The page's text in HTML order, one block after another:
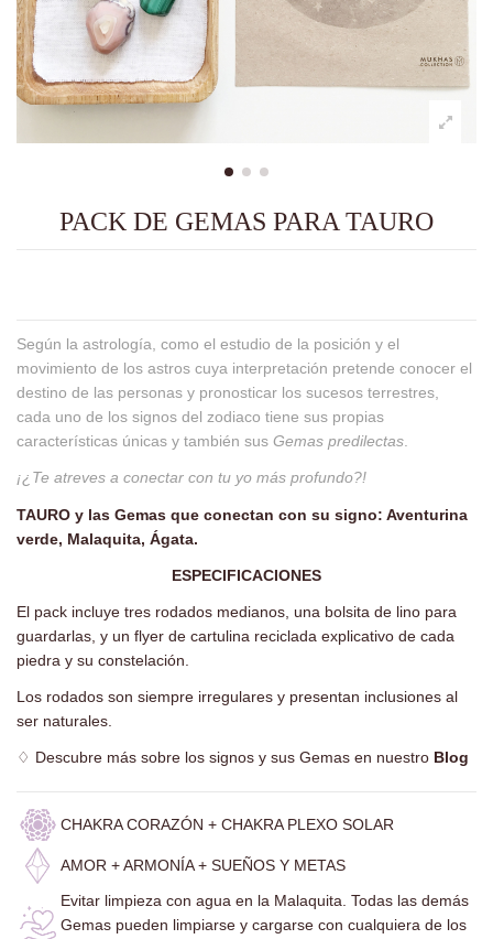
PACK DE GEMAS PARA TAURO
Según la astrología, como el estudio de la posición y el
movimiento de los astros cuya interpretación pretende conocer el
destino de las personas y pronosticar los sucesos terrestres,
cada uno de los signos del zodiaco tiene sus propias
características únicas y también sus Gemas predilectas.
¡¿Te atreves a conectar con tu yo más profundo?!
TAURO y las Gemas que conectan con su signo: Aventurina
verde, Malaquita, Ágata.
ESPECIFICACIONES
El pack incluye tres rodados medianos, una bolsita de lino para
guardarlas, y un flyer de cartulina reciclada explicativo de cada
piedra y su constelación.
Los rodados son siempre irregulares y presentan inclusiones al
ser naturales.
♢ Descubre más sobre los signos y sus Gemas en nuestro Blog
CHAKRA CORAZÓN + CHAKRA PLEXO SOLAR
AMOR + ARMONÍA + SUEÑOS Y METAS
Evitar limpieza con agua en la Malaquita. Todas las demás
Gemas pueden limpiarse y cargarse con cualquiera de los